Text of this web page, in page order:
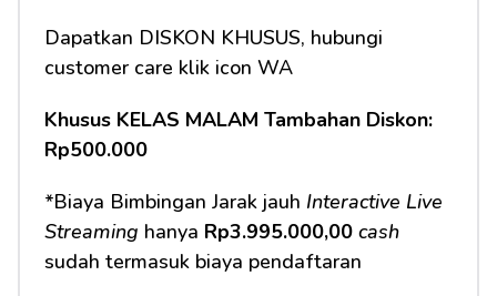
Dapatkan DISKON KHUSUS, hubungi
customer care klik icon WA
Khusus KELAS MALAM Tambahan Diskon:
Rp500.000
*Biaya Bimbingan Jarak jauh Interactive Live
Streaming hanya Rp3.995.000,00 cash
sudah termasuk biaya pendaftaran